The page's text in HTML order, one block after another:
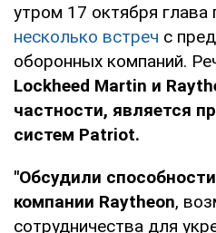
утром 17 октября глава
несколько встреч с
оборонных компаний.
Lockheed Martin и
частности, является
систем Patriot.
"Обсудили
компании Raytheon,
сотрудничества для